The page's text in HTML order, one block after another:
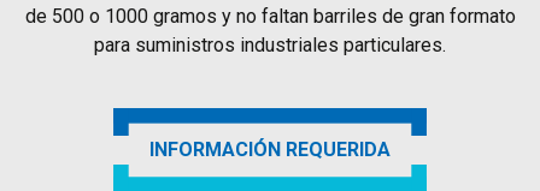
de 500 o 1000 gramos y no faltan barriles de gran formato
para suministros industriales particulares.
INFORMACIÓN REQUERIDA